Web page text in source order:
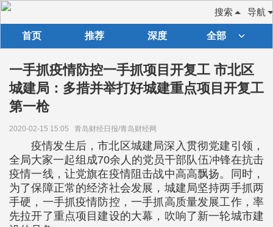
导航
搜索
首页 推荐 深度 全部
一手抓疫情防控一手抓项目开复工 市北区
城建局：多措并举打好城建重点项目开复工
第一枪
2020-02-15 15:05 青岛财经日报/青岛财经网
疫情发生后，市北区城建局深入贯彻党建引领，
全局大家一起组成70余人的党员干部队伍冲锋在抗击
疫情一线，让党旗在疫情阻击战中高高飘扬。同时，
为了保障正常的经济社会发展，城建局坚持两手抓两
手硬，一手抓疫情防控，一手抓高质量发展工作，率
先拉开了重点项目建设的大幕，吹响了新一轮城市建